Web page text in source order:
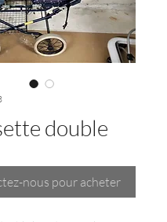
double
nous pour acheter